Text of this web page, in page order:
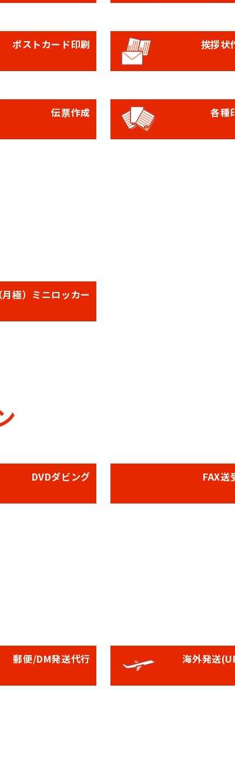
ポストカード印刷 挨拶状
伝票作成 各種
（月極）ミニロッカー
DVDダビング FAX送
郵便/DM発送代行 海外発送